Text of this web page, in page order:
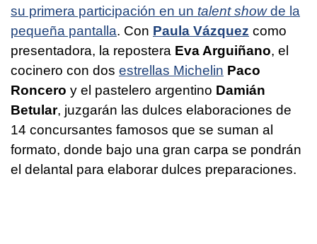
su primera participación en un talent showde la
pequeña pantalla. Con Paula Vázquez como
presentadora, la repostera Eva Arguiñano, el
cocinero con dos estrellas Michelin Paco
Roncero y el pastelero argentino Damián
Betular, juzgarán las dulces elaboraciones de
14 concursantes famosos que se suman al
formato, donde bajo una gran carpa se pondrán
el delantal para elaborar dulces preparaciones.